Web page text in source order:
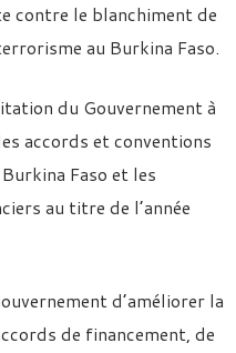
contre le blanchiment de
au Burkina Faso.
du Gouvernement à
accords et conventions
Faso et les
au titre de l’année
d’améliorer la
de financement, de